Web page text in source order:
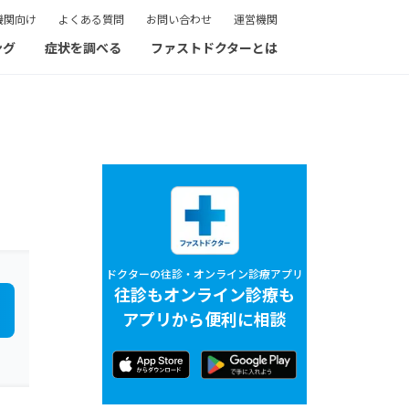
関向け よくある質問 お問い合わせ 運営機関
症状を調べる ファストドクターとは
ドクターの往診・オンライン診療アプリ
往診もオンライン診療も
アプリから便利に相談